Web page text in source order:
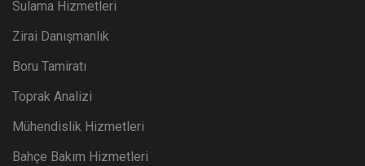
Sulama Hizmetleri
Zirai Danışmanlık
Boru Tamiratı
Toprak Analizi
Mühendislik Hizmetleri
Bahçe Bakım Hizmetleri